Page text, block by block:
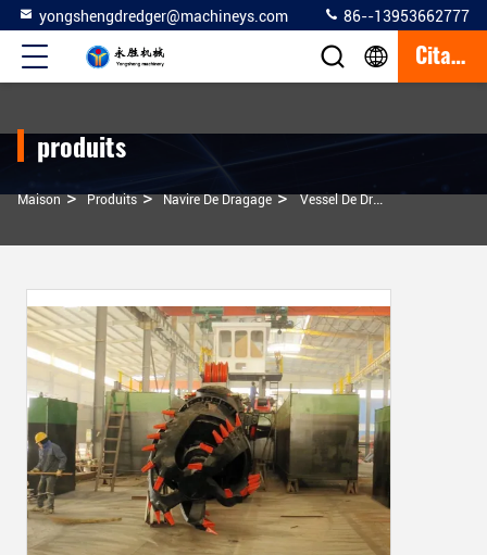
yongshengdredger@machineys.com 86--13953662777
Citation
produits
Maison > Produits > Navire De Dragage > Vessel De Dragage À Aspiration De Sable De 700 Mètres Cubes Avec Tuyauterie En PEHD